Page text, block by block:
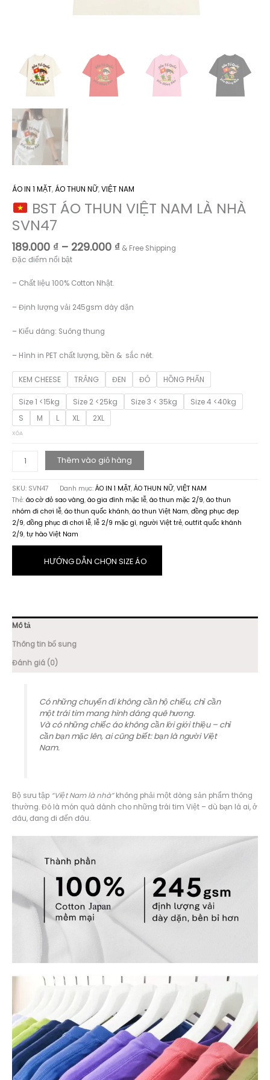
ÁO IN 1 MẶT, ÁO THUN NỮ,VIỆT NAM
BST ÁO THUN VIỆT NAM LÀ NHÀ
SVN47
189.000 ₫ – 229.000 ₫Khoảng
229.000 ₫
& Free Shipping
Đặc điểm nổi bật
– Chất liệu 100% Cotton Nhật.
– Định lượng vải 245gsm dày dặn
– Kiểu dáng: Suông thung
– Hình in PET chất lượng, bền & sắc nét.
KEM CHEESE TRẮNG ĐEN ĐỎ HỒNG PHẤN
Size 1 <15kg Size 2 <25kg Size 3 < 35kg
Size 4 <40kg
S
M L XL 2XL
XÓA
THUN
VIỆT
NAM
LÀ
NHÀ
SVN47
Thêm vào giỏ hàng
SKU: SVN47 Danh mục: ÁO IN 1 MẶT, ÁO THUN NỮ, VIỆT NAM
Thẻ: áo cờ đỏ sao vàng, áo gia đình mặc lễ, áo thun mặc 2/9, áo thun
nhóm đi chơi lễ, áo thun quốc khánh, áo thun Việt Nam, đồng phục đẹp
2/9, đồng phục đi chơi lễ, lễ 2/9 mặc gì, người Việt trẻ, outfit quốc khánh
2/9, tự hào Việt Nam
HƯỚNG DẪN CHỌN SIZE ÁO
Mô tả
Thông tin bổ sung
Đánh giá (0)
Có những chuyến đi không cần hộ chiếu, chỉ cần
một trái tim mang hình dáng quê hương.
Và có những chiếc áo không cần lời giới thiệu – chỉ
cần bạn mặc lên, ai cũng biết: bạn là người Việt
Nam.
Bộ sưu tập “Việt Nam là nhà”không phải một dòng sản phẩm thông
thường. Đó là món quà dành cho những trái tim Việt – dù bạn là ai, ở
đâu, đang đi đến đâu.